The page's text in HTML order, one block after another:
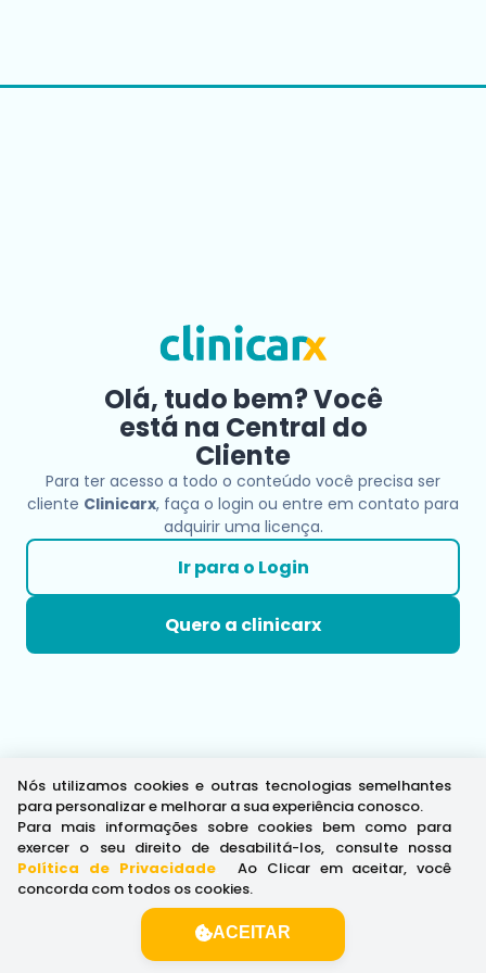
Olá, tudo bem? Você
está na Central do
Cliente
Para ter acesso a todo o conteúdo você precisa ser
cliente Clinicarx, faça o login ou entre em contato para
adquirir uma licença.
Ir para o Login
Quero a clinicarx
Nós utilizamos cookies e outras tecnologias semelhantes
para personalizar e melhorar a sua experiência conosco.
Para mais informações sobre cookies bem como para
exercer o seu direito de desabilitá-los, consulte nossa
Política de Privacidade.
Ao Clicar em aceitar, você
concorda com todos os cookies.
ACEITAR